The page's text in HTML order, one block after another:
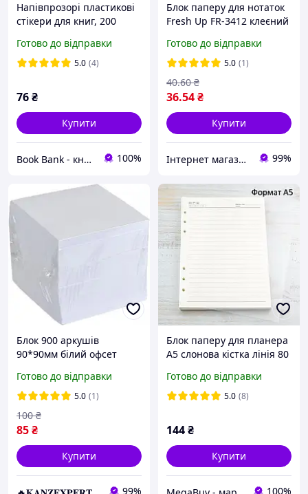
Напівпрозорі пластикові
стікери для книг, 200
закладки, стікери для
книг та блокнотів, липкі
Готово до відправки
5.0 (4)
76₴
Купити
Book Bank - книги і канцтовари 100%
Блок паперу для нотаток
Fresh Up FR-3412 клеєний
арк.
Готово до відправки
5.0 (1)
36.54₴
40.60 ₴
Купити
Інтернет магазин ТерЛайн 99%
Блок 900 аркушів
90*90мм білий офсет
Готово до відправки
5.0 (1)
85₴
100 ₴
Купити
99%
Блок паперу для планера
А5 слонова кістка лінія 80
Готово до відправки
5.0 (8)
144₴
Купити
100%